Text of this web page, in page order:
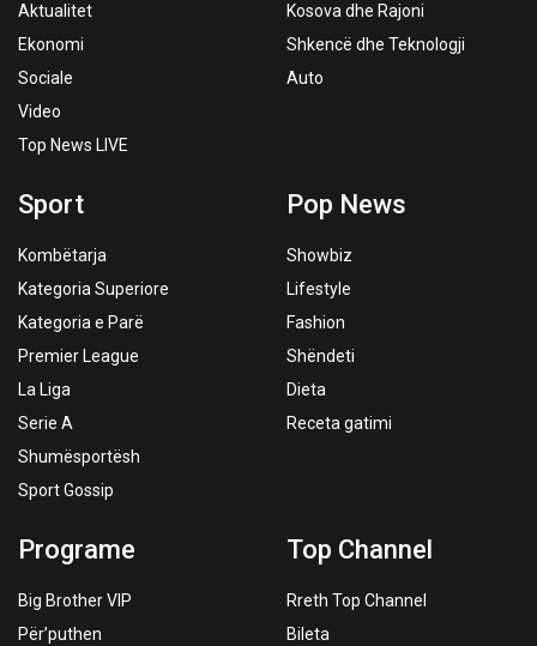
Aktualitet
Ekonomi
Sociale
Video
Top News LIVE
Kosova dhe Rajoni
Shkencë dhe Teknologji
Auto
Sport
Kombëtarja
Kategoria Superiore
Kategoria e Parë
Premier League
La Liga
Serie A
Shumësportësh
Sport Gossip
Pop News
Showbiz
Lifestyle
Fashion
Shëndeti
Dieta
Receta gatimi
Programe
Big Brother VIP
Për’puthen
Top Channel
Rreth Top Channel
Bileta